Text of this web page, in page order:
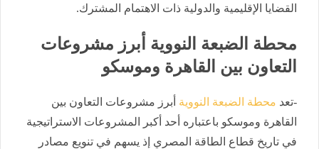
القضايا الإقليمية والدولية ذات الاهتمام المشترك.
محطة الضبعة النووية أبرز مشروعات
التعاون بين القاهرة وموسكو
-تعد محطة الضبعة النووية أبرز مشروعات التعاون بين
القاهرة وموسكو باعتباره أحد أكبر المشروعات الاستراتيجية
في تاريخ قطاع الطاقة المصري إذ يسهم في تنويع مصادر